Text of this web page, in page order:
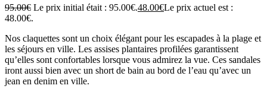
95.00€ Le prix initial était : 95.00€.48.00€Le prix actuel est :
48.00€.
Nos claquettes sont un choix élégant pour les escapades à la plage et
les séjours en ville. Les assises plantaires profilées garantissent
qu’elles sont confortables lorsque vous admirez la vue. Ces sandales
iront aussi bien avec un short de bain au bord de l’eau qu’avec un
jean en denim en ville.